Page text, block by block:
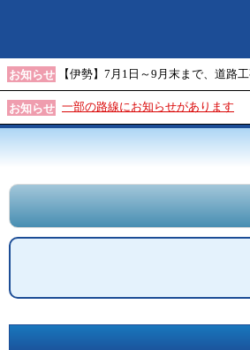
お知らせ 【伊勢】7月1日～9月末まで、道路
お知らせ 一部の路線にお知らせがあります